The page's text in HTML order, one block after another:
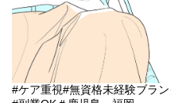
#ケア重視#無資格未経験ブラ